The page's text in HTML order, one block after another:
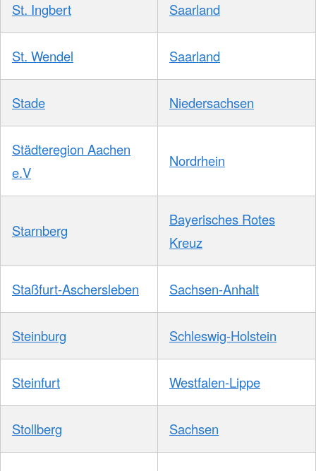
St. Ingbert Saarland
St. Wendel Saarland
Stade Niedersachsen
Städteregion Aachen
e.V
Nordrhein
Starnberg
Bayerisches Rotes
Kreuz
Staßfurt-Aschersleben Sachsen-Anhalt
Steinburg Schleswig-Holstein
Steinfurt Westfalen-Lippe
Stollberg Sachsen